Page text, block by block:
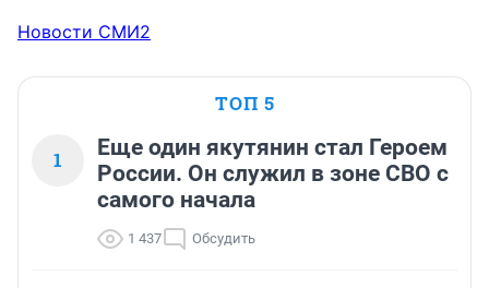
Новости СМИ2
ТОП 5
1
Еще один якутянин стал Героем
России. Он служил в зоне СВО с
самого начала
1 437 Обсудить